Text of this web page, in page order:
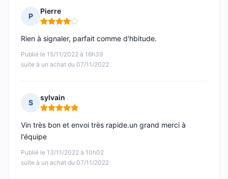
P
Pierre
Note : 4 sur 5
Publié le 15/11/2022 à 16h39
suite à un achat du 07/11/2022
Rien à signaler, parfait comme d'hbitude.
S
sylvain
Note : 5 sur 5
Publié le 13/11/2022 à 10h02
suite à un achat du 07/11/2022
Vin très bon et envoi très rapide.un grand merci à
l'équipe